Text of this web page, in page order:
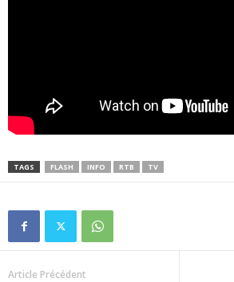
TAGS FLASH INFO RTB TV
Article Précédent